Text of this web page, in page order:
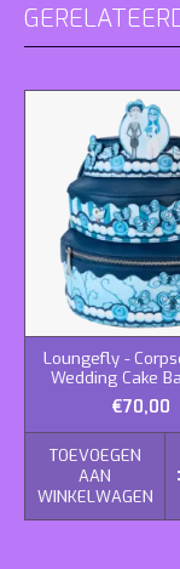
Loungefly -
Wedding Cake
€70,00
TOEVOEGEN
AAN
WINKELWAGEN